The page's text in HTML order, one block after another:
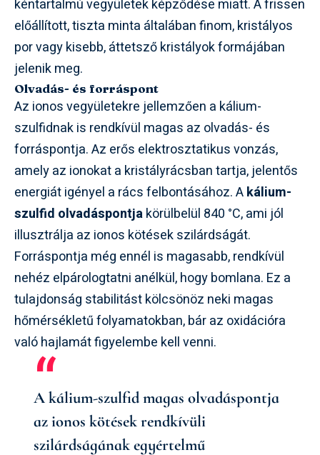
kéntartalmú vegyületek képződése miatt. A frissen
előállított, tiszta minta általában finom, kristályos
por vagy kisebb, áttetsző kristályok formájában
jelenik meg.
Olvadás- és forráspont
Az ionos vegyületekre jellemzően a kálium-
szulfidnak is rendkívül magas az olvadás- és
forráspontja. Az erős elektrosztatikus vonzás,
amely az ionokat a kristályrácsban tartja, jelentős
energiát igényel a rács felbontásához. Akálium-
szulfid olvadáspontjakörülbelül 840 °C, ami jól
illusztrálja az ionos kötések szilárdságát.
Forráspontja még ennél is magasabb, rendkívül
nehéz elpárologtatni anélkül, hogy bomlana. Ez a
tulajdonság stabilitást kölcsönöz neki magas
hőmérsékletű folyamatokban, bár az oxidációra
való hajlamát figyelembe kell venni.
A kálium-szulfid magas olvadáspontja
az ionos kötések rendkívüli
szilárdságának egyértelmű